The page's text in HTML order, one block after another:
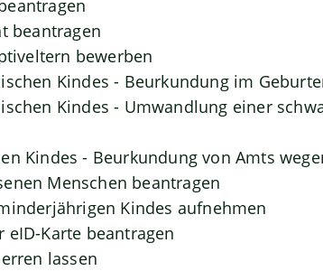
beantragen
bewerben
Kindes - Beurkundung im
Kindes - Umwandlung einer
Kindes - Beurkundung von Amts
Menschen beantragen
Kindes aufnehmen
Karte beantragen
lassen